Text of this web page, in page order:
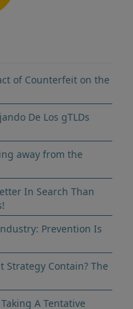
of Counterfeit on the
De Los gTLDs
away from the
In Search Than
Prevention Is
Strategy Contain? The
A Tentative